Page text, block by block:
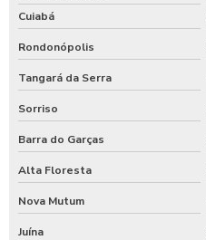
Cuiabá
Rondonópolis
Tangará da Serra
Sorriso
Barra do Garças
Alta Floresta
Nova Mutum
Juína